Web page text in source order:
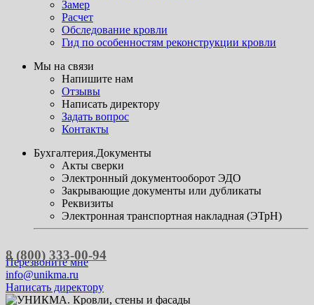
Замер
Расчет
Обследование кровли
Гид по особенностям реконструкции кровли
Мы на связи
Напишите нам
Отзывы
Написать директору
Задать вопрос
Контакты
Бухгалтерия.Документы
Акты сверки
Электронный документооборот ЭДО
Закрывающие документы или дубликаты
Реквизиты
Электронная транспортная накладная (ЭТрН)
8 (800) 333-00-94
Перезвоните мне
info@unikma.ru
Написать директору